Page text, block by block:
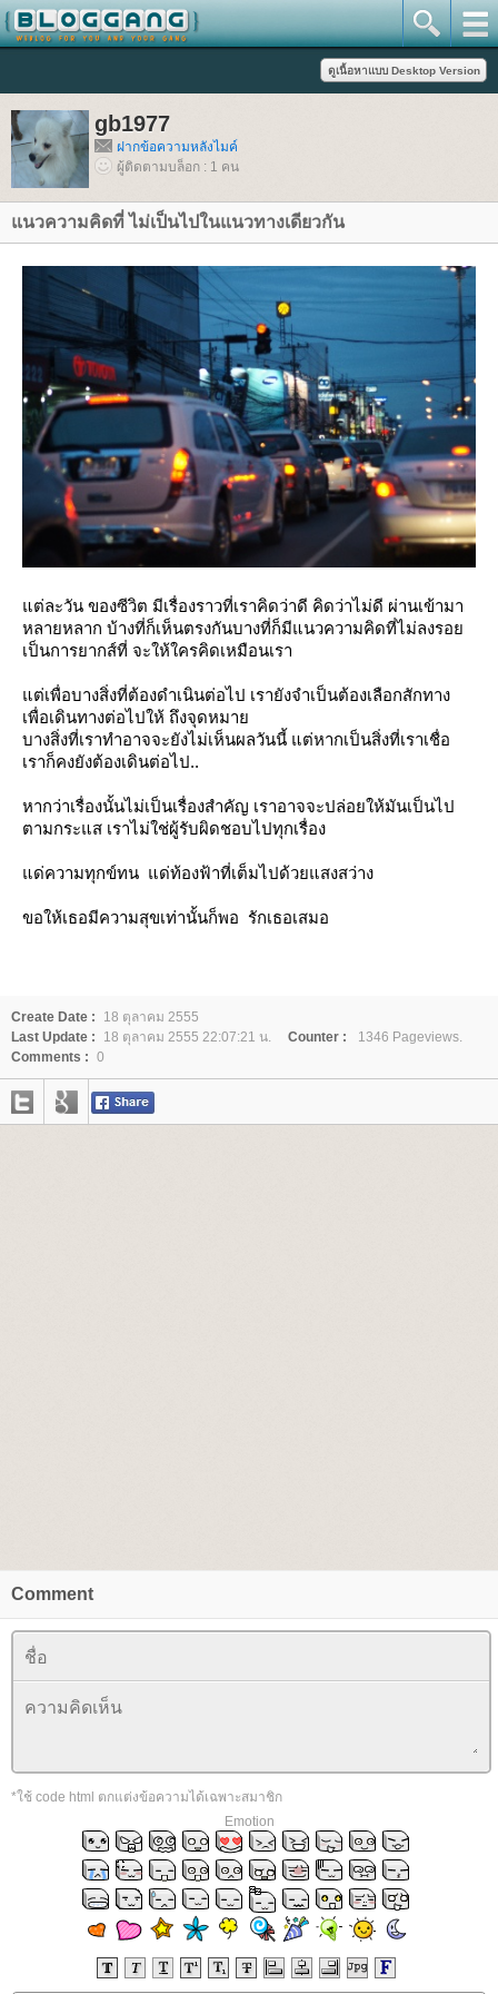
gb1977
ฝากข้อความหลังไมค์
ผู้ติดตามบล็อก : 1 คน
นวความคิดที่ ไม่เป็นไปในแนวทางเดียวกัน
ต่ละวัน ของซีวิต มีเรื่องราวที่เราคิดว่าดี คิดว่าไม่ดี ผ่านเข้ามา
หลายหลาก บ้างที่ก็เห็นตรงกันบางที่ก็มีแนวความคิดที่ไม่ลงรอ
เป็นการยากส์ที่ จะให้ใครคิดเหมือนเรา
ต่เพื่อบางสิ่งที่ต้องดำเนินต่อไป เรายังจำเป็นต้องเลือกสักทาง
เพื่อเดินทางต่อไปให้ ถึงจุดหมา
บางสิ่งที่เราทำอาจจะยังไม่เห็นผลวันนี้ แต่หากเป็นสิ่งที่เราเชื่อ
เราก็คงยังต้องเดินต่อไป..
หากว่าเรื่องนั้นไม่เป็นเรื่องสำคัญ เราอาจจะปล่อยให้มันเป็นไป
ตามกระแส เราไม่ใช่ผู้รับผิดชอบไปทุกเรื่อง
ด่ความทุกข์ทน แด่ท้องฟ้าที่เต็มไปด้วยแสงสว่าง
ขอให้เธอมีความสุขเท่านั้นก็พอ รักเธอเสมอ
Create Date :
18 ตุลาคม 2555
Last Update :
18 ตุลาคม 2555 22:07:21 น. Counter :
1346 Pageviews.
Comments : 0
Comment
*ใช้ code html ตกแต่งข้อความได้เฉพาะสมาชิก
Emotion